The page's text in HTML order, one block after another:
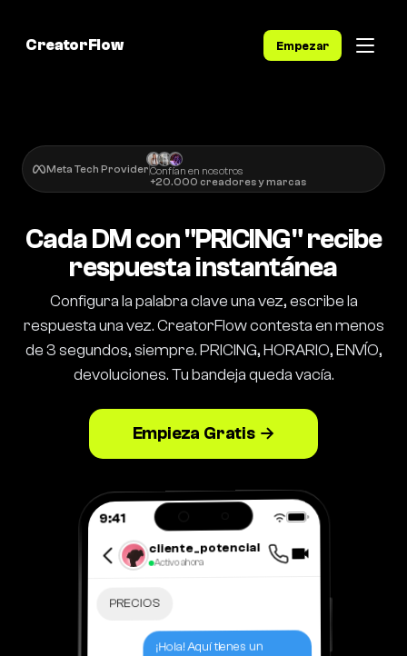
CreatorFlow Empezar
Meta Tech ProviderConfían en nosotros
+20.000 creadores y marcas
Cada DM con "PRICING" recibe
respuesta instantánea
Configura la palabra clave una vez, escribe la
respuesta una vez. CreatorFlow contesta en menos
de 3 segundos, siempre. PRICING, HORARIO, ENVÍO,
devoluciones. Tu bandeja queda vacía.
Empieza Gratis →
9:41
cliente_potencial
Activo ahora
PRECIOS
¡Hola! Aquí tienes un